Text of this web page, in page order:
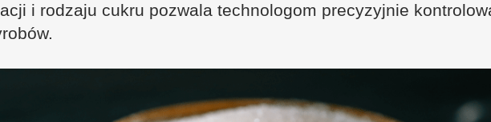
i rodzaju cukru pozwala technologom precyzyjnie